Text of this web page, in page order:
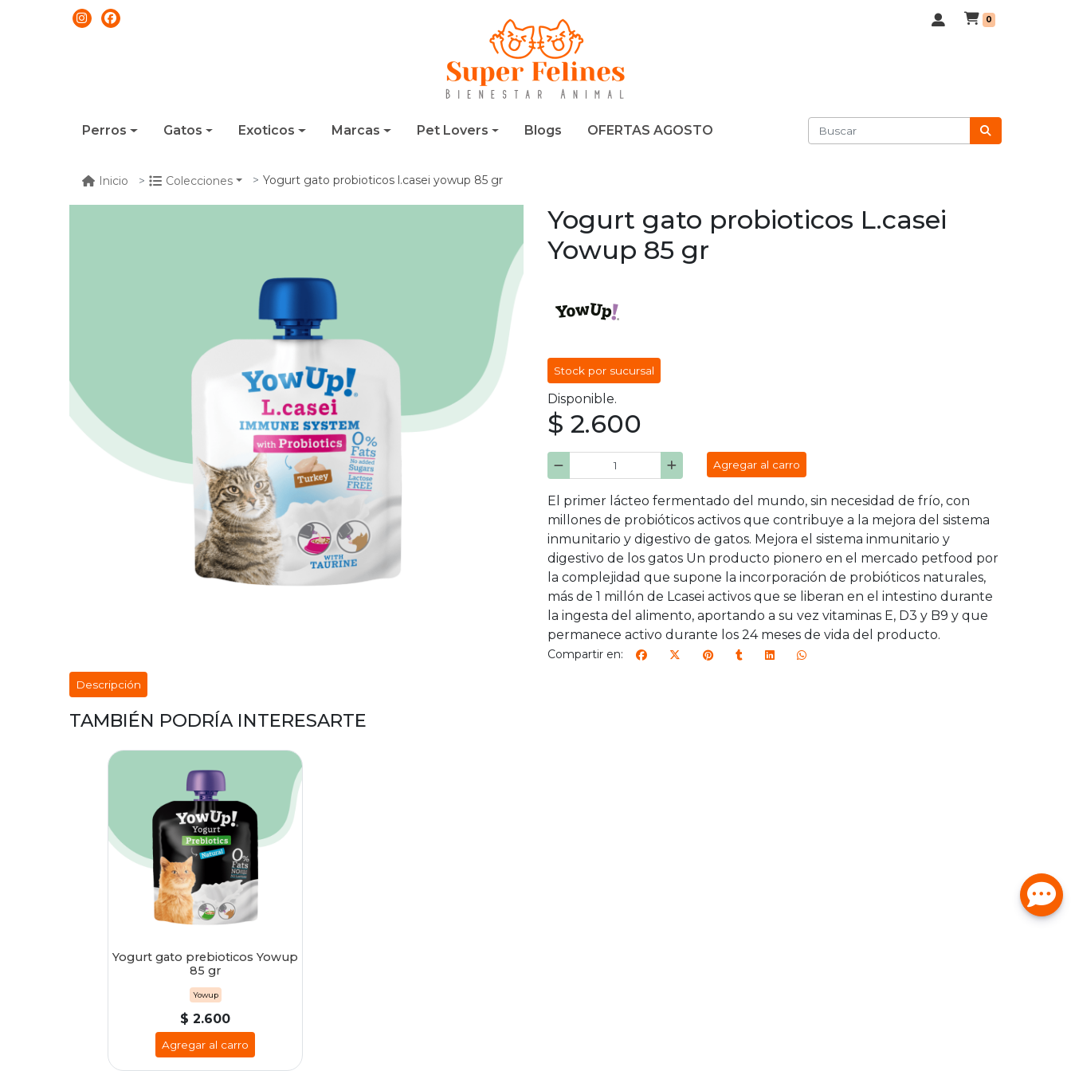
0
Perros Gatos Exoticos Marcas Pet Lovers Blogs OFERTAS AGOSTO
Inicio Colecciones Yogurt gato probioticos l.casei yowup 85 gr
Yogurt gato probioticos L.casei
Yowup 85 gr
Stock por sucursal
Disponible.
$ 2.600
Agregar al carro
El primer lácteo fermentado del mundo, sin necesidad de frío, con
millones de probióticos activos que contribuye a la mejora del sistema
inmunitario y digestivo de gatos. Mejora el sistema inmunitario y
digestivo de los gatos Un producto pionero en el mercado petfood por
la complejidad que supone la incorporación de probióticos naturales,
más de 1 millón de Lcasei activos que se liberan en el intestino durante
la ingesta del alimento, aportando a su vez vitaminas E, D3 y B9 y que
permanece activo durante los 24 meses de vida del producto.
Compartir en:
Descripción
TAMBIÉN PODRÍA INTERESARTE
Yogurt gato prebioticos Yowup
85 gr
Yowup
$ 2.600
Agregar al carro